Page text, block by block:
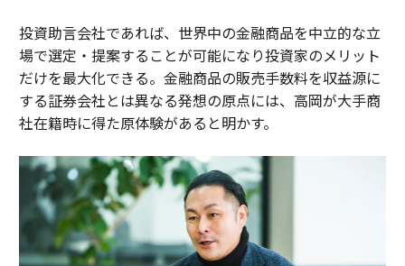
投資助言会社であれば、世界中の金融商品を中立的な立
場で選定・提案することが可能になり投資家のメリット
だけを最大化できる。金融商品の販売手数料を収益源に
する証券会社とは異なる発想の原点には、高岡が大手商
社在籍時に得た原体験があると明かす。